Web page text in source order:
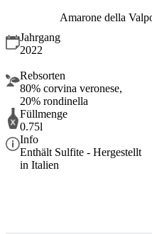
Amarone della
Jahrgang
2022
Rebsorten
80% corvina veronese,
20% rondinella
Füllmenge
0.75l
Info
Enthält Sulfite - Hergestellt
in Italien